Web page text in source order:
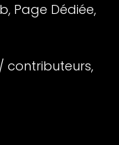
Page Dédiée,
contributeurs,